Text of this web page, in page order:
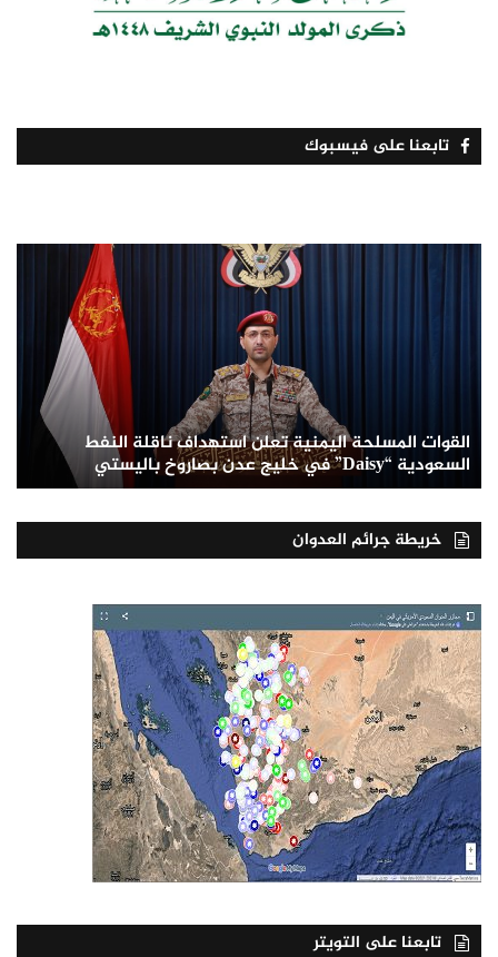
تابعنا على فيسبوك
القوات المسلحة اليمنية تعلن استهداف ناقلة النفط
السعودية “Daisy” في خليج عدن بصاروخ باليستي
خريطة جرائم العدوان
تابعنا على التويتر